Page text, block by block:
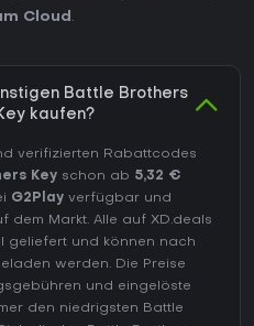
Cloud .
Battle Brothers
kaufen?
verifizierten Rabattcodes
Key schon ab 5,32 €
G2Play verfügbar und
dem Markt. Alle auf XD.deals
geliefert und können nach
werden. Die Preise
und eingelöste
den niedrigsten Battle